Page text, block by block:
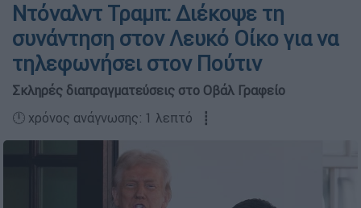
Ντόναλντ Τραμπ: Διέκοψε τη
συνάντηση στον Λευκό Οίκο για να
τηλεφωνήσει στον Πούτιν
Σκληρές διαπραγματεύσεις στο Οβάλ Γραφείο
🕛 χρόνος ανάγνωσης: 1 λεπτό ┋